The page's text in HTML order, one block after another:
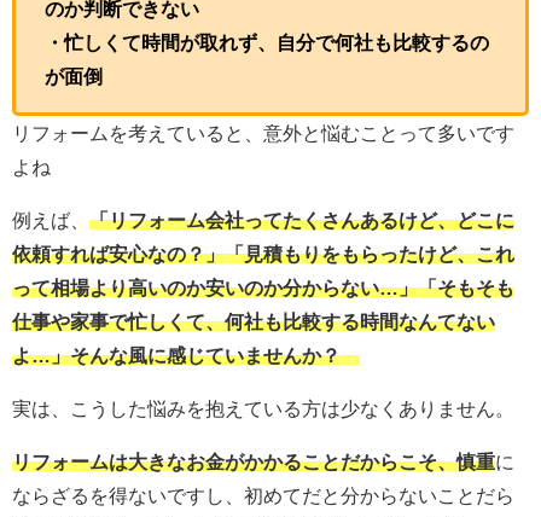
のか判断できない
・忙しくて時間が取れず、自分で何社も比較するの
が面倒
リフォームを考えていると、意外と悩むことって多いです
よね
例えば、 「リフォーム会社ってたくさんあるけど、どこに
依頼すれば安心なの？」「見積もりをもらったけど、これ
って相場より高いのか安いのか分からない…」「そもそも
仕事や家事で忙しくて、何社も比較する時間なんてない
よ…」そんな風に感じていませんか？
実は、こうした悩みを抱えている方は少なくありません。
リフォームは大きなお金がかかることだからこそ、慎重に
ならざるを得ないですし、初めてだと分からないことだら